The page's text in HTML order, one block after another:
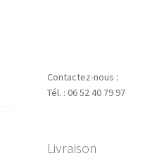
Contactez-nous :
Tél. : 06 52 40 79 97
Livraison